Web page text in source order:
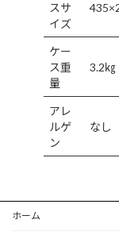
スサ
イズ
ケー
ス重
量
3.2㎏
アレ
ルゲ
ン
なし
ホーム